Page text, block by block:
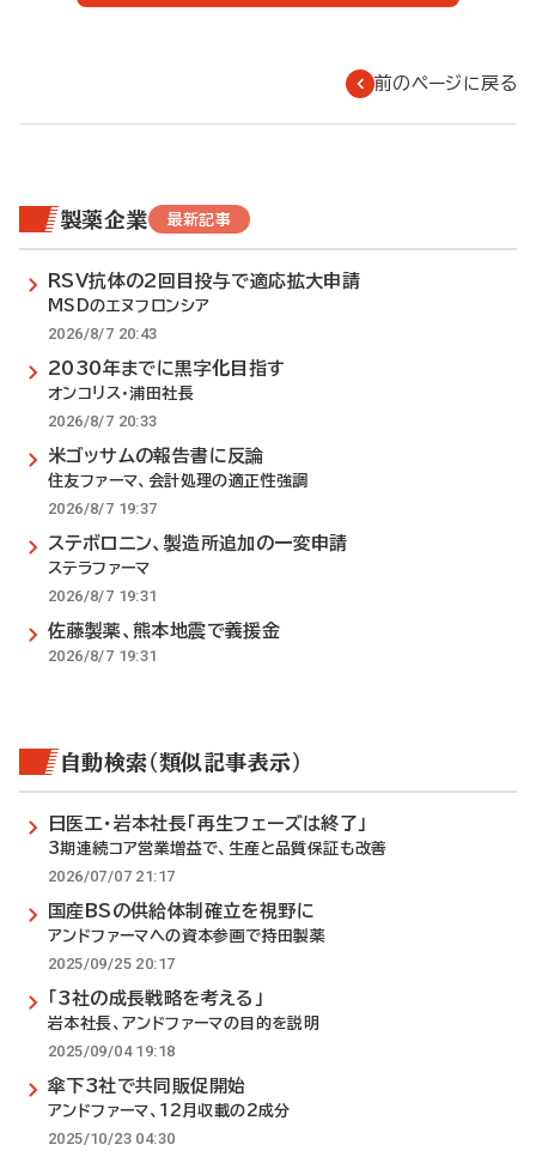
前のページに戻る
製薬企業 最新記事
RSV抗体の2回目投与で適応拡大申請
MSDのエヌフロンシア
2026/8/7 20:43
2030年までに黒字化目指す
オンコリス・浦田社長
2026/8/7 20:33
米ゴッサムの報告書に反論
住友ファーマ、会計処理の適正性強調
2026/8/7 19:37
ステボロニン、製造所追加の一変申請
ステラファーマ
2026/8/7 19:31
佐藤製薬、熊本地震で義援金
2026/8/7 19:31
自動検索（類似記事表示）
日医工・岩本社長「再生フェーズは終了」
3期連続コア営業増益で、生産と品質保証も改善
2026/07/07 21:17
国産BSの供給体制確立を視野に
アンドファーマへの資本参画で持田製薬
2025/09/25 20:17
「3社の成長戦略を考える」
岩本社長、アンドファーマの目的を説明
2025/09/04 19:18
傘下3社で共同販促開始
アンドファーマ、12月収載の2成分
2025/10/23 04:30